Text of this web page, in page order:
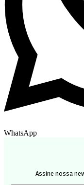
WhatsApp
Assine nossa